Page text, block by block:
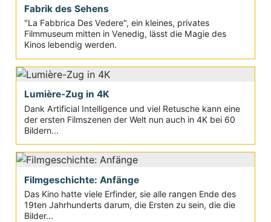
Fabrik des Sehens
"La Fabbrica Des Vedere", ein kleines, privates
Filmmuseum mitten in Venedig, lässt die Magie des
Kinos lebendig werden.
Lumière-Zug in 4K
Dank Artificial Intelligence und viel Retusche kann eine
der ersten Filmszenen der Welt nun auch in 4K bei 60
Bildern...
Filmgeschichte: Anfänge
Das Kino hatte viele Erfinder, sie alle rangen Ende des
19ten Jahrhunderts darum, die Ersten zu sein, die die
Bilder...